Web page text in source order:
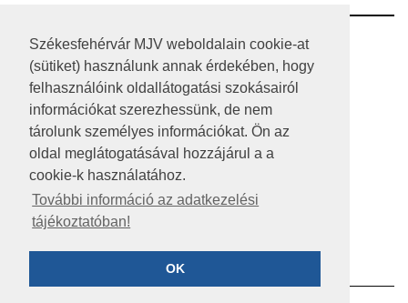
Székesfehérvár MJV weboldalain cookie-at
(sütiket) használunk annak érdekében, hogy
felhasználóink oldallátogatási szokásairól
információkat szerezhessünk, de nem
tárolunk személyes információkat. Ön az
oldal meglátogatásával hozzájárul a a
cookie-k használatához.
További információ az adatkezelési
tájékoztatóban!
OK
RSS
A HONLAP 2017.03.31-I ÁLLAPOTA
JOGI NYILATKOZAT
IMPRESSZUM
KÖZÉRDEKŰ ADATOK